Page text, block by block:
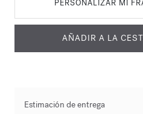
PERSONALIZAR MI
AÑADIR A LA
Estimación de entrega